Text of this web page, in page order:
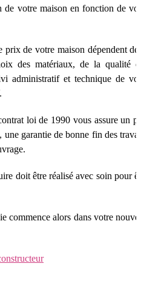
de votre maison en fonction de
de votre maison dépendent de
des matériaux, de la qualité
administratif et technique de
loi de 1990 vous assure un
garantie de bonne fin des
doit être réalisé avec soin pour
commence alors dans votre